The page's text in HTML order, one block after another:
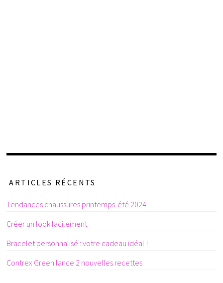
ARTICLES RÉCENTS
Tendances chaussures printemps-été 2024
Créer un look facilement
Bracelet personnalisé : votre cadeau idéal !
Contrex Green lance 2 nouvelles recettes